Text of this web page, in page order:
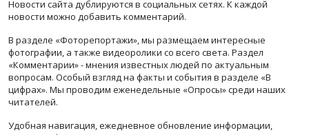
Новости сайта дублируются в социальных сетях. К каждой
новости можно добавить комментарий.
В разделе «Фоторепортажи», мы размещаем интересные
фотографии, а также видеоролики со всего света. Раздел
«Комментарии» - мнения известных людей по актуальным
вопросам. Особый взгляд на факты и события в разделе «В
цифрах». Мы проводим еженедельные «Опросы» среди наших
читателей.
Удобная навигация, ежедневное обновление информации,